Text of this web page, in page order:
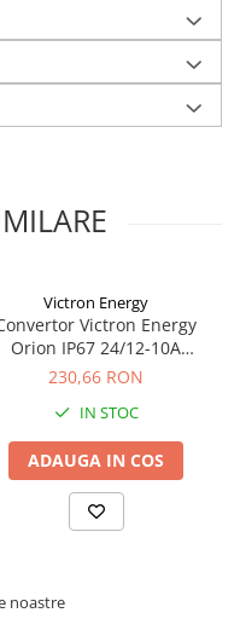
Victron Energy
Victron Energy
Orion IP67 24/12-10A
(120W)
230,66 RON
IN STOC
ADAUGA IN COS
noastre